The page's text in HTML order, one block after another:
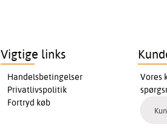
Vigtige links
Handelsbetingelser
Privatlivspolitik
Fortryd køb
Vores